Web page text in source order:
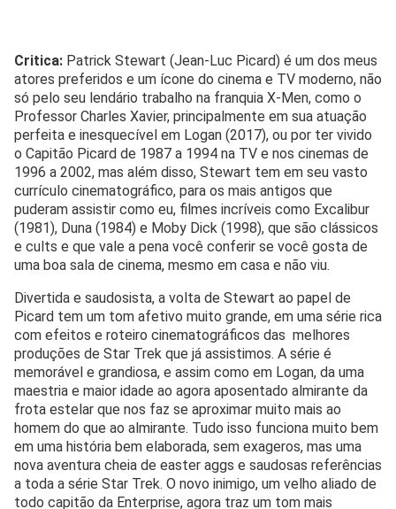
Critica: Patrick Stewart (Jean-Luc Picard) é um dos meus
atores preferidos e um ícone do cinema e TV moderno, não
só pelo seu lendário trabalho na franquia X-Men, como o
Professor Charles Xavier, principalmente em sua atuação
perfeita e inesquecível em Logan (2017), ou por ter vivido
o Capitão Picard de 1987 a 1994 na TV e nos cinemas de
1996 a 2002, mas além disso, Stewart tem em seu vasto
currículo cinematográfico, para os mais antigos que
puderam assistir como eu, filmes incríveis como Excalibur
(1981), Duna (1984) e Moby Dick (1998), que são clássicos
e cults e que vale a pena você conferir se você gosta de
uma boa sala de cinema, mesmo em casa e não viu.
Divertida e saudosista, a volta de Stewart ao papel de
Picard tem um tom afetivo muito grande, em uma série rica
com efeitos e roteiro cinematográficos das melhores
produções de Star Trek que já assistimos. A série é
memorável e grandiosa, e assim como em Logan, da uma
maestria e maior idade ao agora aposentado almirante da
frota estelar que nos faz se aproximar muito mais ao
homem do que ao almirante. Tudo isso funciona muito bem
em uma história bem elaborada, sem exageros, mas uma
nova aventura cheia de easter aggs e saudosas referências
a toda a série Star Trek. O novo inimigo, um velho aliado de
todo capitão da Enterprise, agora traz um tom mais